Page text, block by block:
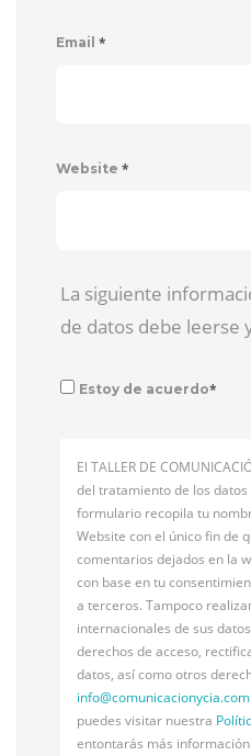
Email *
Website *
La siguiente
de datos debe leerse
Estoy de acuerdo*
El TALLER DE
del tratamiento de los
formulario recopila tu
Website con el único fin de
comentarios dejados en la
con base en tu
a terceros. Tampoco
internacionales de sus
derechos de acceso,
datos, así como otros
info@comunicacionycia.com
puedes visitar nuestra
entontarás más